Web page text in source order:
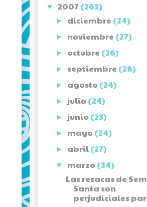
▼ 2007 (263)
► diciembre (24)
► noviembre (27)
► octubre (26)
► septiembre (28)
► agosto (24)
► julio (24)
► junio (23)
► mayo (24)
► abril(27)
▼ marzo (34)
Las resacas de
Santa son
perjudiciales